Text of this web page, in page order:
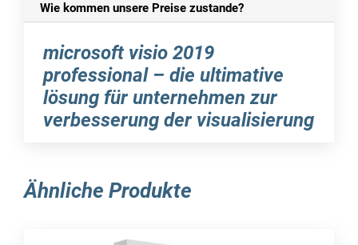
Wie kommen unsere Preise zustande?
microsoft visio 2019
professional – die ultimative
lösung für unternehmen zur
verbesserung der visualisierung
softwarelösung von microsoft, die speziell für
die visualisierung von daten entwickelt wurde.
enthält viele verbesserungen im vergleich zu
Ähnliche Produkte